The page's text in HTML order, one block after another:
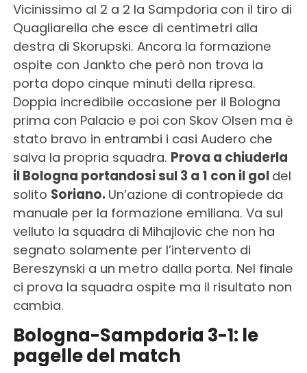
Vicinissimo al 2 a 2 la Sampdoria con il tiro di
Quagliarella che esce di centimetri alla
destra di Skorupski. Ancora la formazione
ospite con Jankto che però non trova la
porta dopo cinque minuti della ripresa.
Doppia incredibile occasione per il Bologna
prima con Palacio e poi con Skov Olsen ma è
stato bravo in entrambi i casi Audero che
salva la propria squadra. Prova a chiuderla
il Bologna portandosi sul 3 a 1 con il gol del
solito Soriano. Un’azione di contropiede da
manuale per la formazione emiliana. Va sul
velluto la squadra di Mihajlovic che non ha
segnato solamente per l’intervento di
Bereszynski a un metro dalla porta. Nel finale
ci prova la squadra ospite ma il risultato non
cambia.
Bologna-Sampdoria 3-1: le
pagelle del match